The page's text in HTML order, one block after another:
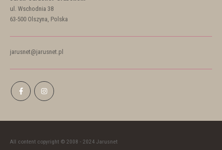
ul. Wschodnia 38
63-500 Olszyna, Polska
jarusnet@jarusnet.pl
All content copyright © 2008 - 2024 Jarusnet